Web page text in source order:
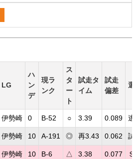
LG
ハ
ン
デ
現ラ
ンク
ス
タ
ー
ト
試走タ
イム
試走
偏差
選
伊勢崎 0 B-52 ○ 3.39 0.089 逃
伊勢崎 10 A-191 ◎ 再3.43 0.062 試
伊勢崎 10 B-6 △ 3.38 0.077 Ｓ